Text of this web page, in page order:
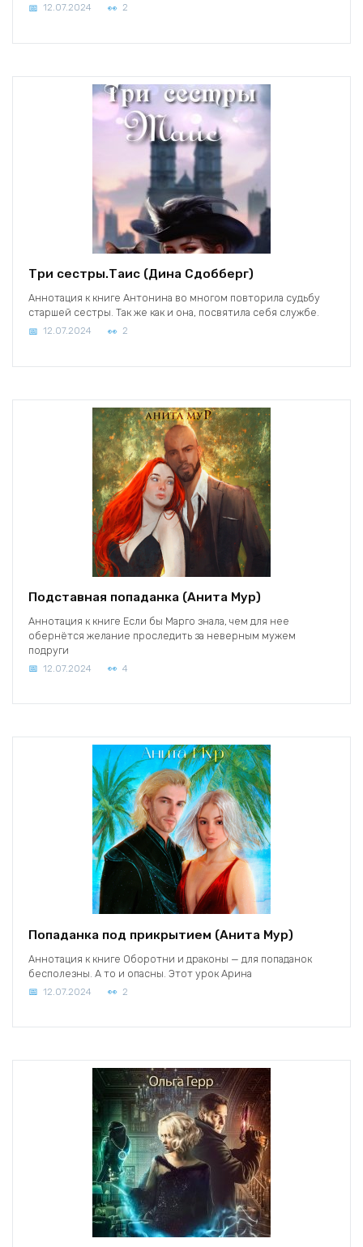
12.07.2024 2
Три сестры.Таис (Дина Сдобберг)
Аннотация к книге Антонина во многом повторила судьбу
старшей сестры. Так же как и она, посвятила себя службе.
12.07.2024 2
Подставная попаданка (Анита Мур)
Аннотация к книге Если бы Марго знала, чем для нее
обернётся желание проследить за неверным мужем
подруги
12.07.2024 4
Попаданка под прикрытием (Анита Мур)
Аннотация к книге Оборотни и драконы — для попаданок
бесполезны. А то и опасны. Этот урок Арина
12.07.2024 2